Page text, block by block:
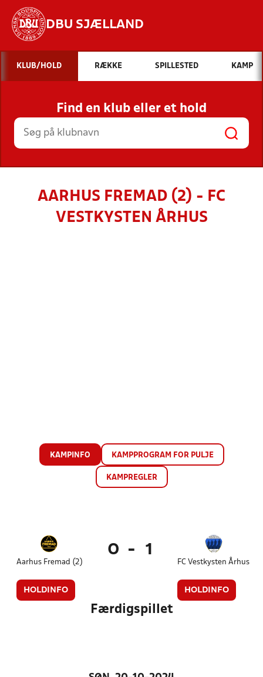
DBU SJÆLLAND
Hvad vil du søge efter?
INDHOLD OG NYHEDER
STILLINGER, RESULTATER, KLUBBER OG
HOLD
KLUB/HOLD RÆKKE SPILLESTED KAMP
Find en klub eller et hold
AARHUS FREMAD (2) - FC
VESTKYSTEN ÅRHUS
KAMPINFO KAMPPROGRAM FOR PULJE
KAMPREGLER
Aarhus Fremad (2)
HOLDINFO
0 - 1
FC Vestkysten Århus
HOLDINFO
Færdigspillet